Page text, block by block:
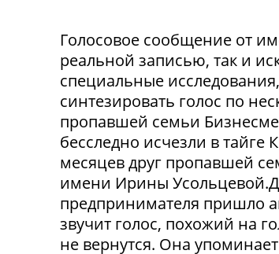
Голосовое сообщение от
реальной записью, так и
специальные
синтезировать голос по
пропавшей семьи
бесследно исчезли в тайге
месяцев друг пропавшей
имени Ирины
предпринимателя пришло
звучит голос, похожий на
не вернутся. Она